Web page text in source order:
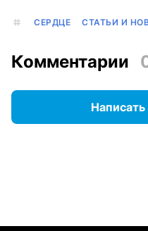
СЕРДЦЕ СТАТЬИ И
Комментарии